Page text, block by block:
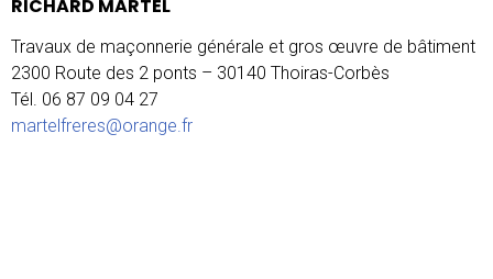
RICHARD MARTEL
Travaux de maçonnerie générale et gros œuvre de bâtiment
2300 Route des 2 ponts – 30140 Thoiras-Corbès
Tél. 06 87 09 04 27
martelfreres@orange.fr